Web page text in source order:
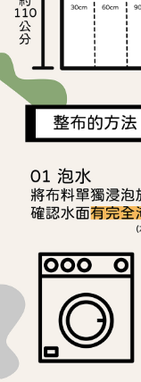
後付繳納相關費用。
※ 交易是否成功請以「
是否繳費成功／繳費後
客戶支援中心」 https://
【注意事項】
１．透過由恩沛科技股
易，需依本服務之必要
權轉讓予恩沛科技股份有
https://aftee.tw/terms/
３．未成年的使用者請
「AFTEE先享後付」，
任。
４．使用「AFTEE先享
時審查核予不同之上限
請求用戶進行身份認證。
５．嚴禁一人註冊多個
恩沛科技股份有限公司
離島宅配
每筆NT$240